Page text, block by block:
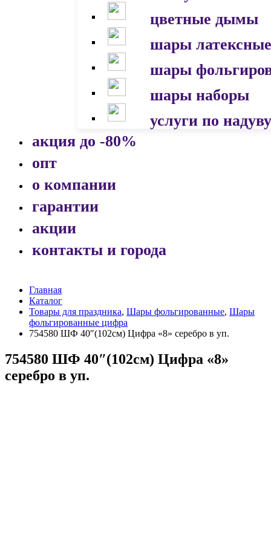
цветные дымы
шары латексные
шары
шары наборы
услуги по надуву
акция до -80%
опт
о компании
гарантии
акции
контакты и города
Главная
Каталог
Товары для праздника, Шары фольгированные, Шары
фольгированные цифра
754580 ШФ 40″(102см) Цифра «8» серебро в уп.
754580 ШФ 40″(102см) Цифра «8»
серебро в уп.